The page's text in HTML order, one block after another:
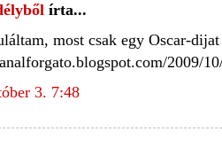
írta...
most csak egy Oscar-
2009/
3. 7:48